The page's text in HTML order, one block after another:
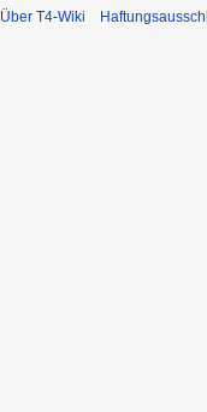
Über T4-Wiki